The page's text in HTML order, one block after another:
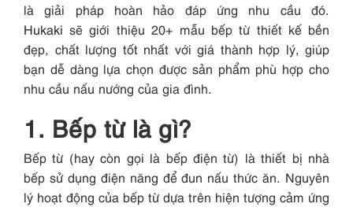
là giải pháp hoàn hảo đáp ứng nhu cầu đó.
Hukaki sẽ giới thiệu 20+ mẫu bếp từ thiết kế bền
đẹp, chất lượng tốt nhất với giá thành hợp lý, giúp
bạn dễ dàng lựa chọn được sản phẩm phù hợp cho
nhu cầu nấu nướng của gia đình.
1. Bếp từ là gì?
Bếp từ (hay còn gọi là bếp điện từ) là thiết bị nhà
bếp sử dụng điện năng để đun nấu thức ăn. Nguyên
lý hoạt động của bếp từ dựa trên hiện tượng cảm ứng